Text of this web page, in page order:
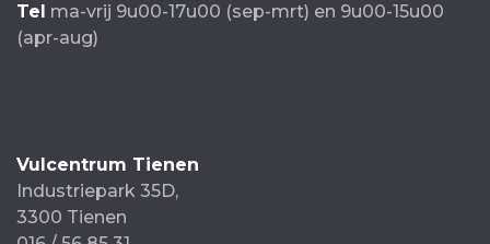
Tel ma-vrij 9u00-17u00 (sep-mrt) en 9u00-15u00
(apr-aug)
Vulcentrum Tienen
Industriepark 35D,
3300 Tienen